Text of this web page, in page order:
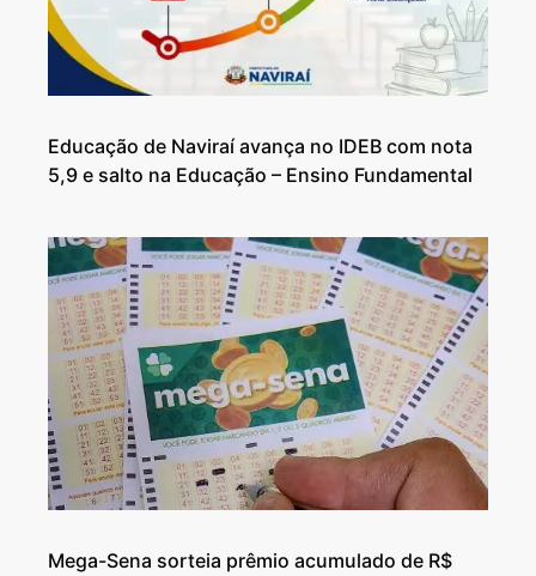
Educação de Naviraí avança no IDEB com nota
5,9 e salto na Educação – Ensino Fundamental
Mega-Sena sorteia prêmio acumulado de R$